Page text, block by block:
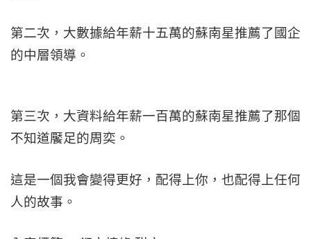
第二次，大數據給年薪十五萬的蘇南星推薦了國企
的中層領導。
第三次，大資料給年薪一百萬的蘇南星推薦了那個
不知道饜足的周奕。
這是一個我會變得更好，配得上你，也配得上任何
人的故事。